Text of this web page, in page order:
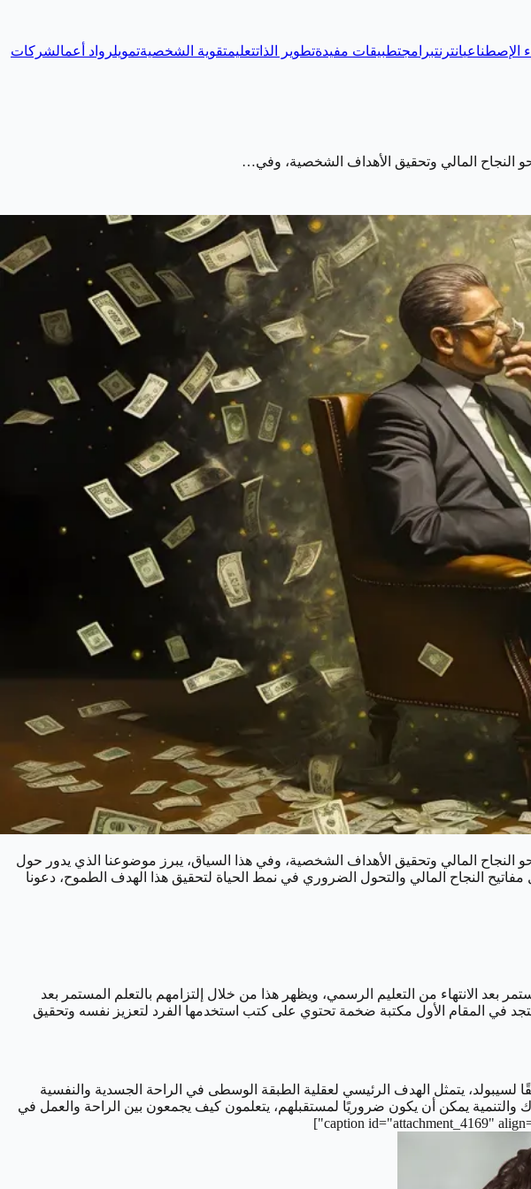
الإصطناعيانترنتبرامجتطبيقات مفيدةتطوير الذاتتعليمتقوية الشخصيةتمويلرواد أعمالشركات
النجاح المالي وتحقيق الأهداف الشخصية، وفي…
النجاح المالي وتحقيق الأهداف الشخصية، وفي هذا السياق، يبرز موضوعنا الذي يدور حول
النجاح المالي والتحول الضروري في نمط الحياة لتحقيق هذا الهدف الطموح، دعونا
بعد الانتهاء من التعليم الرسمي، ويظهر هذا من خلال إلتزامهم بالتعلم المستمر بعد
في المقام الأول مكتبة ضخمة تحتوي على كتب استخدمها الفرد لتعزيز نفسه وتحقيق
لسيبولد، يتمثل الهدف الرئيسي لعقلية الطبقة الوسطى في الراحة الجسدية والنفسية
والتنمية يمكن أن يكون ضروريًا لمستقبلهم، يتعلمون كيف يجمعون بين الراحة والعمل في